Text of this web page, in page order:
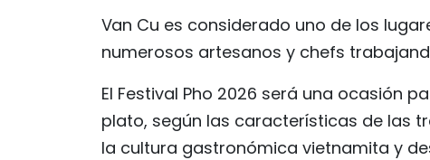
Van Cu es considerado uno de los
numerosos artesanos y chefs
El Festival Pho 2026 será una ocasión
plato, según las características de las
la cultura gastronómica vietnamita y